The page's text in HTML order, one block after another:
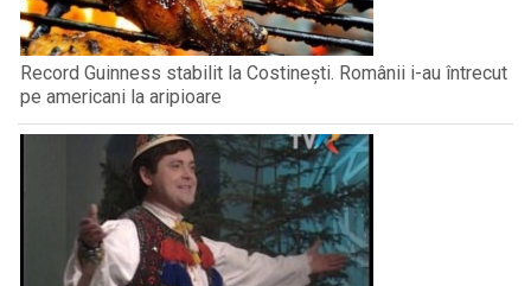
Record Guinness stabilit la Costinești. Românii i-au întrecut
pe americani la aripioare